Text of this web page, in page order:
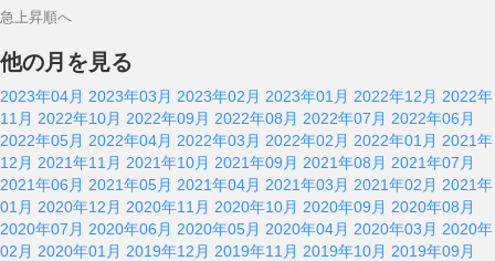
急上昇順へ
他の月を見る
2023年04月 2023年03月 2023年02月 2023年01月 2022年12月 2022年
11月 2022年10月 2022年09月 2022年08月 2022年07月 2022年06月
2022年05月 2022年04月 2022年03月 2022年02月 2022年01月 2021年
12月 2021年11月 2021年10月 2021年09月 2021年08月 2021年07月
2021年06月 2021年05月 2021年04月 2021年03月 2021年02月 2021年
01月 2020年12月 2020年11月 2020年10月 2020年09月 2020年08月
2020年07月 2020年06月 2020年05月 2020年04月 2020年03月 2020年
02月 2020年01月 2019年12月 2019年11月 2019年10月 2019年09月